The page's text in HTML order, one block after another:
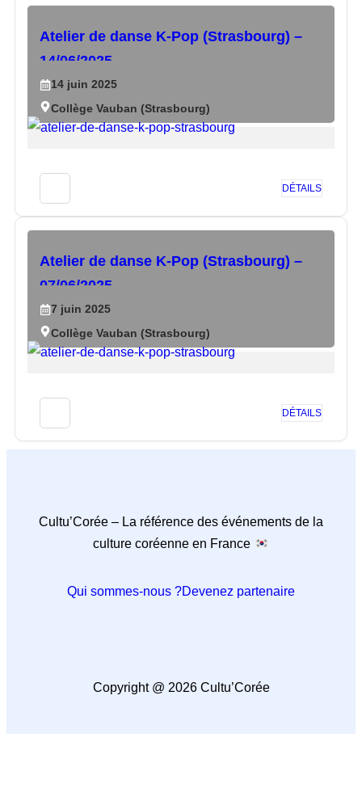
Atelier de danse K-Pop (Strasbourg) –
14/06/2025
14 juin 2025
Collège Vauban (Strasbourg)
DÉTAILS
Atelier de danse K-Pop (Strasbourg) –
07/06/2025
7 juin 2025
Collège Vauban (Strasbourg)
DÉTAILS
Cultu’Corée – La référence des événements de la
culture coréenne en France
Qui sommes-nous ?Devenez partenaire
Copyright @ 2026 Cultu’Corée